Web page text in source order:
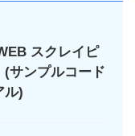
スクレイピ
(サンプルコード
ル)